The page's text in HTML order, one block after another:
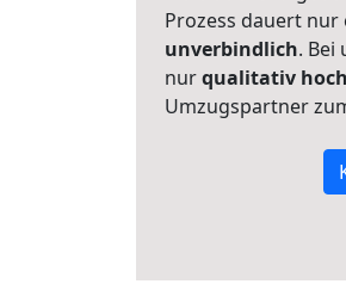
Prozess dauert
unverbindlich. Bei
nurqualitativ
Umzugspartner